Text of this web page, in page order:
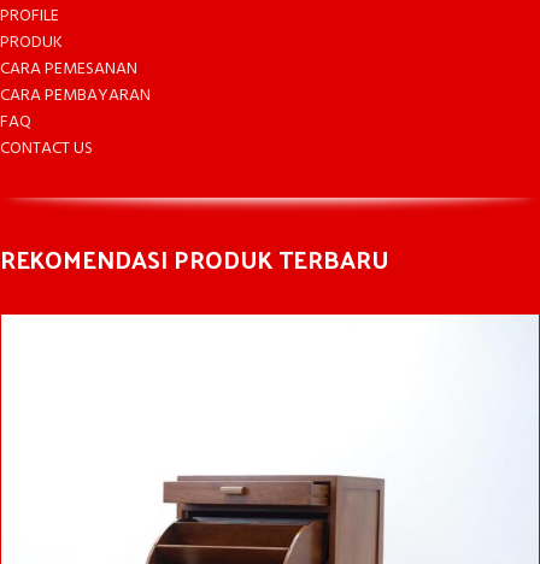
PROFILE
PRODUK
CARA PEMESANAN
CARA PEMBAYARAN
FAQ
CONTACT US
REKOMENDASI PRODUK TERBARU